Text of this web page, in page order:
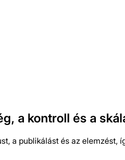
a kontroll és a
a publikálást és az